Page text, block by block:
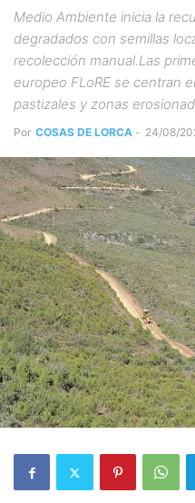
Medio Ambiente inicia la
degradados con semillas
recolección manual.Las
europeo FLoRE se centran
pastizales y zonas
Por COSAS DE LORCA - 24/08/